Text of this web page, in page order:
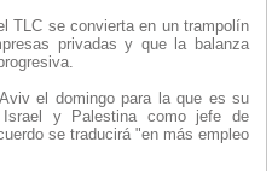
TLC se convierta en un trampolín
privadas y que la balanza
el domingo para la que es su
y Palestina como jefe de
se traducirá "en más empleo